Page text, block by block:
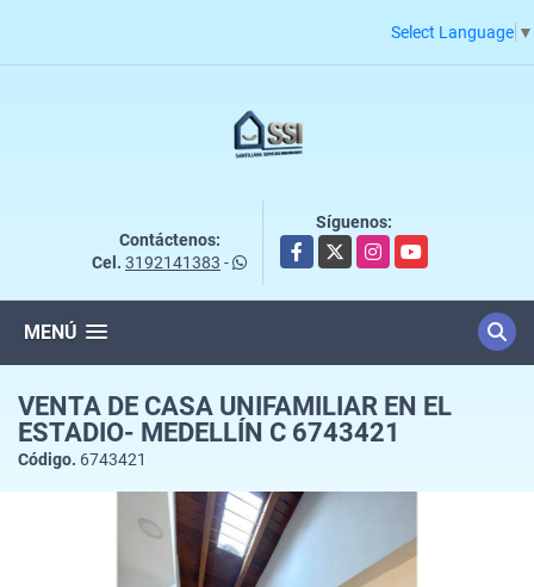
Select Language ▼
Contáctenos:
Cel. 3192141383 -
Síguenos:
Facebook
X InstagramYouTube
MENÚ
VENTA DE CASA UNIFAMILIAR EN EL
ESTADIO- MEDELLÍN C 6743421
Código. 6743421